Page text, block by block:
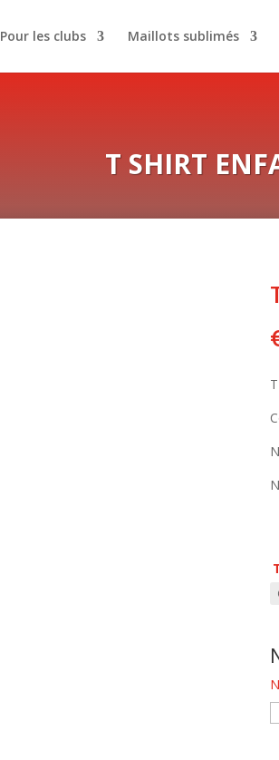
Pour les clubs Maillots sublimés
T SHIRT